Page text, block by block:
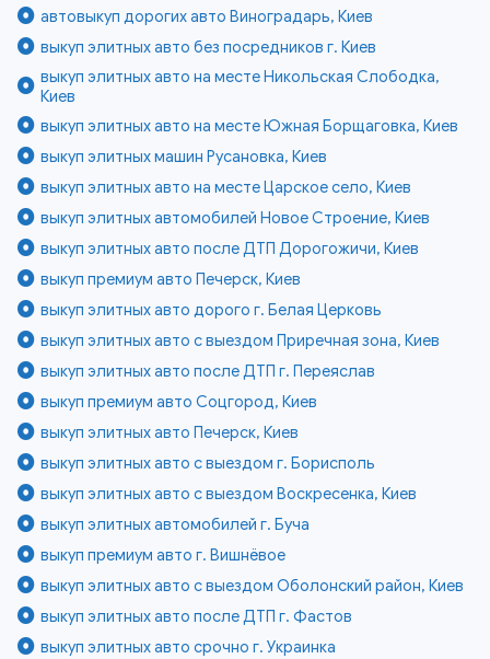
автовыкуп дорогих авто Виноградарь, Киев
выкуп элитных авто без посредников г. Киев
выкуп элитных авто на месте Никольская Слободка,
Киев
выкуп элитных авто на месте Южная Борщаговка, Киев
выкуп элитных машин Русановка, Киев
выкуп элитных авто на месте Царское село, Киев
выкуп элитных автомобилей Новое Строение, Киев
выкуп элитных авто после ДТП Дорогожичи, Киев
выкуп премиум авто Печерск, Киев
выкуп элитных авто дорого г. Белая Церковь
выкуп элитных авто с выездом Приречная зона, Киев
выкуп элитных авто после ДТП г. Переяслав
выкуп премиум авто Соцгород, Киев
выкуп элитных авто Печерск, Киев
выкуп элитных авто с выездом г. Борисполь
выкуп элитных авто с выездом Воскресенка, Киев
выкуп элитных автомобилей г. Буча
выкуп премиум авто г. Вишнёвое
выкуп элитных авто с выездом Оболонский район, Киев
выкуп элитных авто после ДТП г. Фастов
выкуп элитных авто срочно г. Украинка